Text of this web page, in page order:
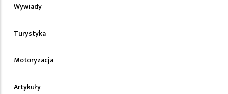
Wywiady
Turystyka
Motoryzacja
Artykuły